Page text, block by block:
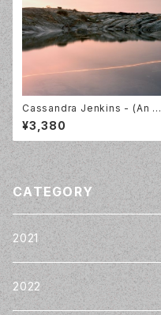
Cassandra Jenkins - (An O
verview on) An Overview o
n Phenomenal Nature [LP]
¥3,380
CATEGORY
2021
2022